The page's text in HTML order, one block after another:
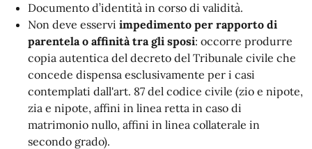
Documento d’identità in corso di validità.
Non deve esservi impedimento per rapporto di
parentela o affinità tra gli sposi: occorre produrre
copia autentica del decreto del Tribunale civile che
concede dispensa esclusivamente per i casi
contemplati dall'art. 87 del codice civile (zio e nipote,
zia e nipote, affini in linea retta in caso di
matrimonio nullo, affini in linea collaterale in
secondo grado).